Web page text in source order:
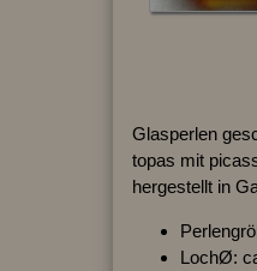
Glasperlen
topas mit
hergestellt in
LochØ: